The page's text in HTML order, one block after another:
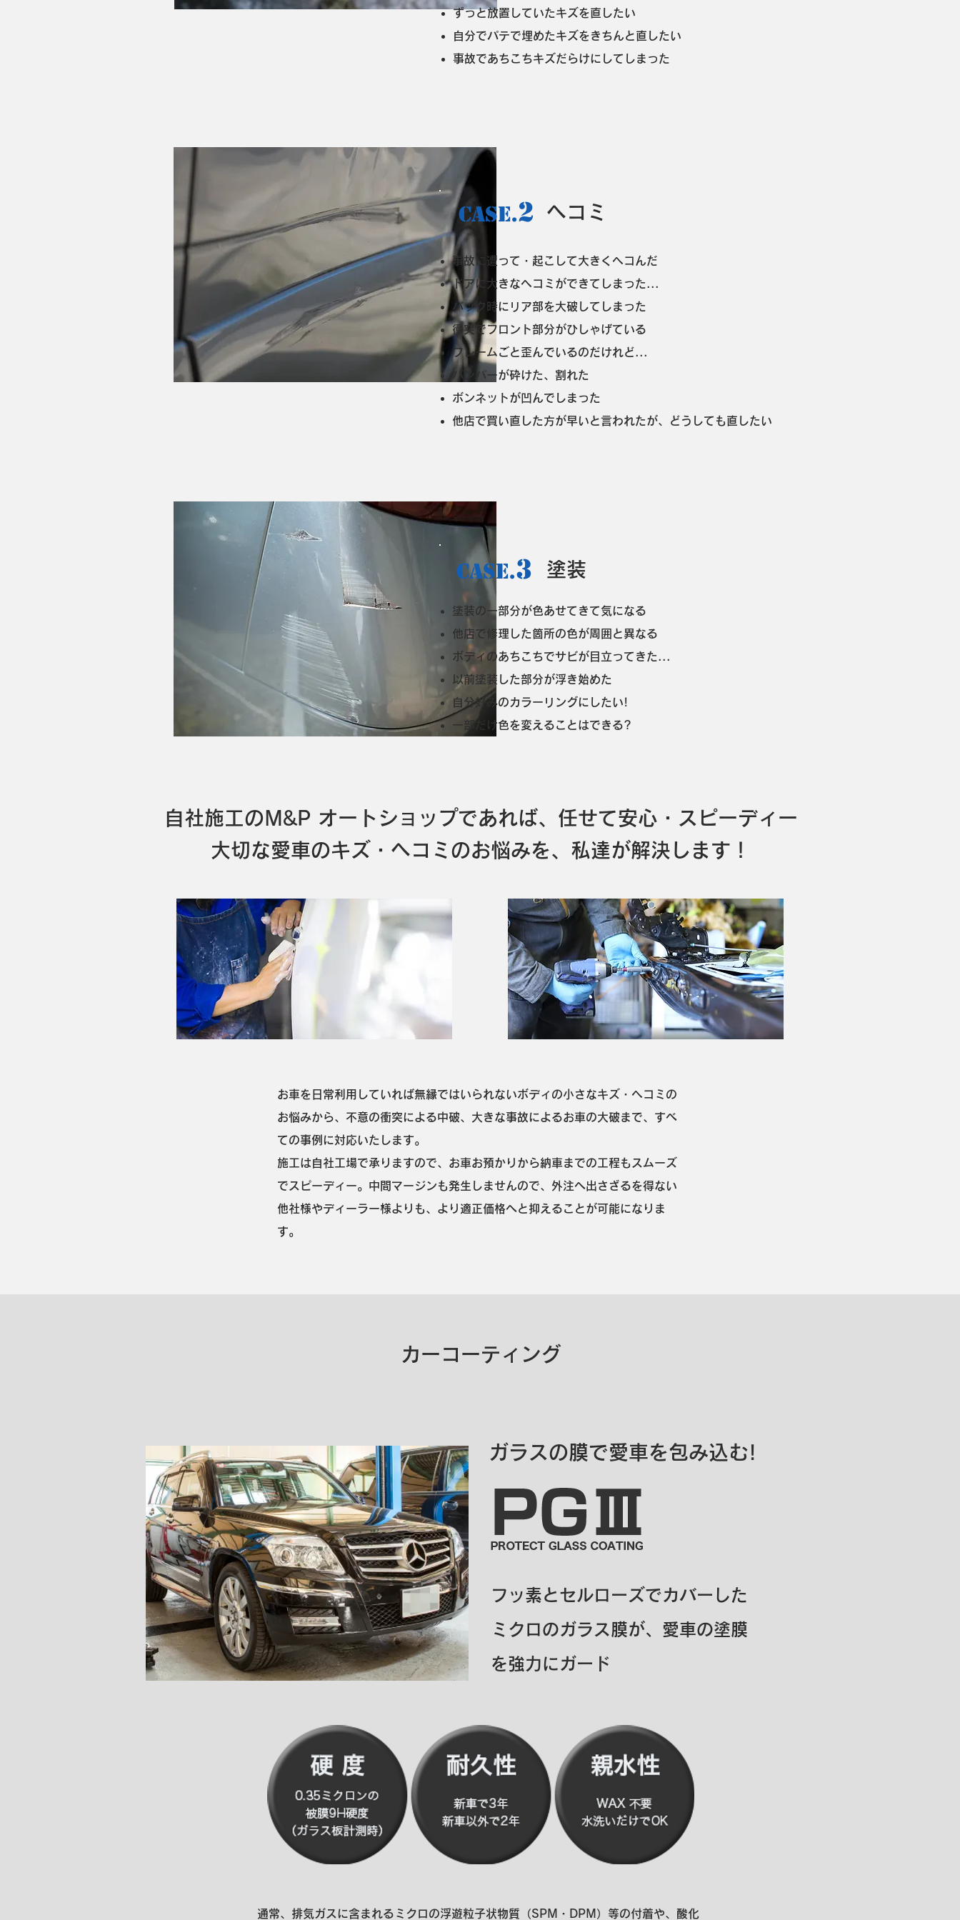
ずっと放置していたキズを直したい
自分でパテで埋めたキズをきちんと直したい
事故であちこちキズだらけにしてしまった
CASE.2 ​ヘコミ
事故に遭って・起こして大きくヘコんだ
ドアに大きなヘコミができてしまった...
バック時にリア部を大破してしまった
衝突でフロント部分がひしゃげている
フレームごと歪んでいるのだけれど...
バンパーが砕けた、割れた
ボンネットが凹んでしまった
他店で買い直した方が早いと言われたが、どうしても直したい
CASE.3 塗装
塗装の一部分が色あせてきて気になる
他店で修理した箇所の色が周囲と異なる
ボディのあちこちでサビが目立ってきた...
以前塗装した部分が浮き始めた
自分好みのカラーリングにしたい!
一部だけ色を変えることはできる?
自社施工のM&P オートショップであれば、任せて安心・スピーディー
大切な愛車のキズ・ヘコミのお悩みを、私達が解決します！
お車を日常利用していれば無縁ではいられないボディの小さなキズ・ヘコミの
お悩みから、不意の衝突による中破、大きな事故によるお車の大破まで、すべ
ての事例に対応いたします。
施工は自社工場で承りますので、お車お預かりから納車までの工程もスムーズ
でスピーディー。中間マージンも発生しませんので、外注へ出さざるを得ない
他社様やディーラー様よりも、より適正価格へと抑えることが可能になりま
す。
カーコーティング
ガラスの膜で愛車を包み込む!
フッ素とセルローズでカバーした
ミクロのガラス膜が、愛車の塗膜
を強力にガード
通常、排気ガスに含まれるミクロの浮遊粒子状物質（SPM・DPM）等の付着や、酸化